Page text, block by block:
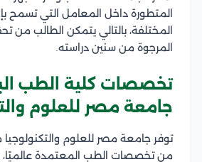
المتطورة داخل المعامل التي تسمح
المختلفة، بالتالي يتمكن الطالب من
المرجوة من سنين دراسته.
تخصصات كلية الطب
جامعة مصر للعلوم
توفر جامعة مصر للعلوم
من تخصصات الطب المعتمدة